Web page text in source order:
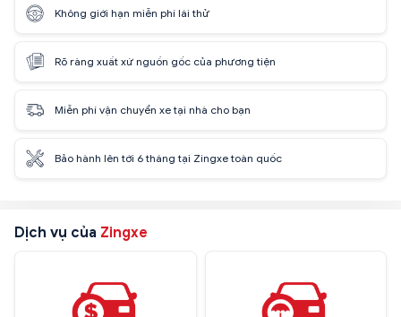
Không giới hạn miễn phí lái thử
Rõ ràng xuất xứ nguồn gốc của phương tiện
Miễn phí vận chuyển xe tại nhà cho bạn
Bảo hành lên tới 6 tháng tại Zingxe toàn quốc
Dịch vụ của Zingxe